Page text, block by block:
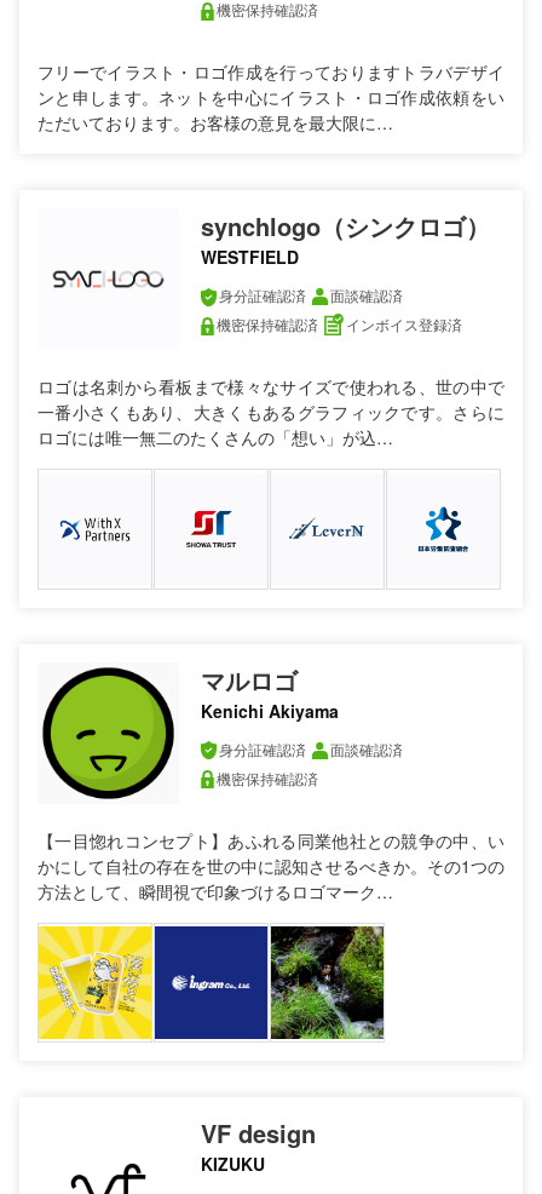
機密保持確認済
フリーでイラスト・ロゴ作成を行っておりますトラバデザイ
ンと申します。ネットを中心にイラスト・ロゴ作成依頼をい
ただいております。お客様の意見を最大限に…
synchlogo（シンクロゴ）
WESTFIELD
身分証確認済
面談確認済
機密保持確認済
インボイス登録済
ロゴは名刺から看板まで様々なサイズで使われる、世の中で
一番小さくもあり、大きくもあるグラフィックです。さらに
ロゴには唯一無二のたくさんの「想い」が込…
マルロゴ
Kenichi Akiyama
身分証確認済
面談確認済
機密保持確認済
【一目惚れコンセプト】あふれる同業他社との競争の中、い
かにして自社の存在を世の中に認知させるべきか。その1つの
方法として、瞬間視で印象づけるロゴマーク…
VF design
KIZUKU